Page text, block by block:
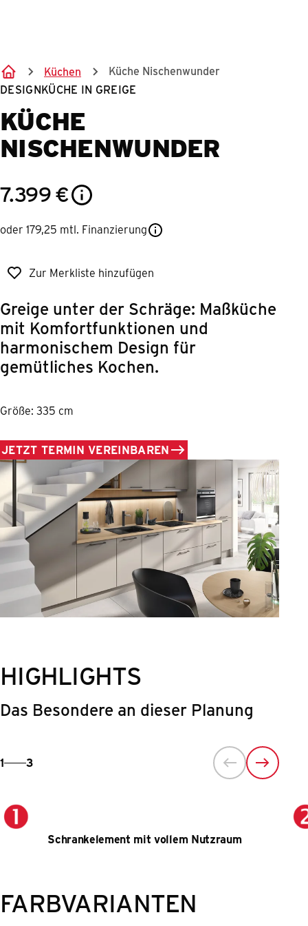
Küchen
Küche Nischenwunder
DESIGNKÜCHE IN GREIGE
KÜCHE
NISCHENWUNDER
7.399€
oder 179,25 mtl. Finanzierung
Zur Merkliste hinzufügen
Greige unter der Schräge: Maßküche
mit Komfortfunktionen und
harmonischem Design für
gemütliches Kochen.
Größe: 335 cm
JETZT TERMIN VEREINBAREN
HIGHLIGHTS
Das Besondere an dieser Planung
1 3
Schrankelement mit vollem Nutzraum
FARBVARIANTEN